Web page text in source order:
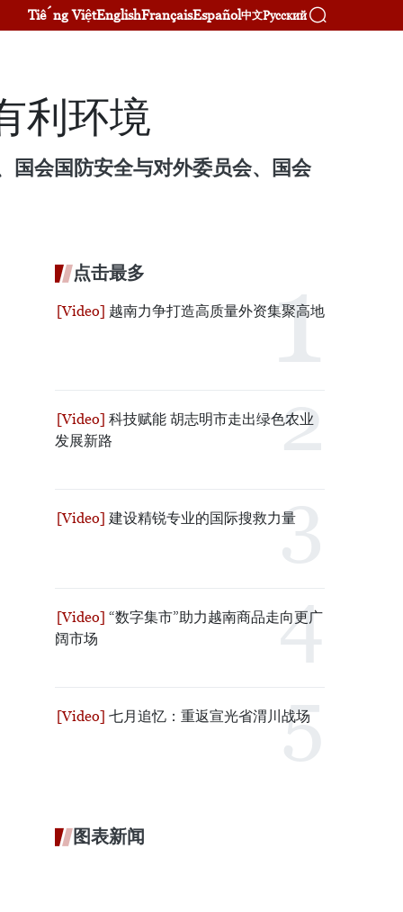
Tiếng ViệtEnglishFrançaisEspañol中文Русский
利环境
国会国防安全与对外委员会、国会
点击最多
越南力争打造高质量外资集聚高地
科技赋能 胡志明市走出绿色农业
发展新路
建设精锐专业的国际搜救力量
“数字集市”助力越南商品走向更广
阔市场
七月追忆：重返宣光省渭川战场
图表新闻